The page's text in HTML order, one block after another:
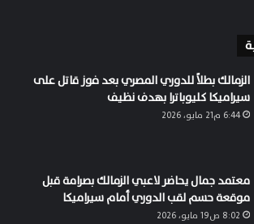
الزمالك بطلاً للدوري المصري بعد فوز قاتل على
سيراميكا كليوباترا بهدف نظيف
6:44 م21 مايو، 2026
معتمد جمال يحاضر لاعبي الزمالك بصرامة قبل
موقعة حسم لقب الدوري أمام سيراميكا
8:02 ص19 مايو، 2026